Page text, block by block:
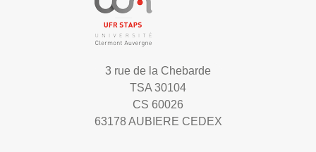
3 rue de la Chebarde
TSA 30104
CS 60026
63178 AUBIERE CEDEX